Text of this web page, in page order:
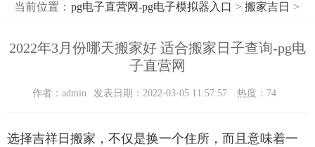
当前位置： pg电子直营网-pg电子模拟器入口 > 搬家吉日 >
2022年3月份哪天搬家好 适合搬家日子查询-pg电
子直营网
作者：admin 发表日期：2022-03-05 11:57:57 热度：74
选择吉祥日搬家，不仅是换一个住所，而且意味着一